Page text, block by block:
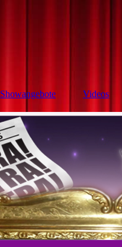
Showangebote Videos